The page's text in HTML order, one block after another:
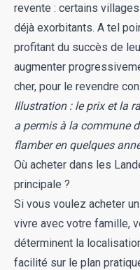
revente : certains
déjà exorbitants. A tel
profitant du succès de
augmenter
cher, pour le revendre
Illustration : le prix et la
a permis à la commune
flamber en quelques
Où acheter dans les
principale ?
Si vous voulez acheter
vivre avec votre famille,
déterminent la
facilité sur le plan